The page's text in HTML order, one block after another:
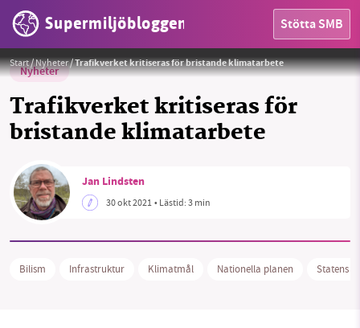
Supermiljöbloggen Stötta SMB
OMRÅDEN
MILJÖFAKTA
Start/Nyheter/Trafikverket kritiseras för bristande klimatarbete
Nyheter
Trafikverket kritiseras för
bristande klimatarbete
Foto:Holger.Ellgaard
Jan Lindsten
30 okt 2021• Lästid:3 min
Bilism Infrastruktur Klimatmål Nationella planen Statens